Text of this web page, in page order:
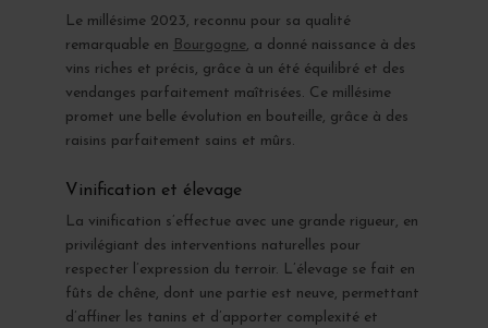
Le millésime 2023, reconnu pour sa qualité
remarquable en Bourgogne, a donné naissance à des
vins riches et précis, grâce à un été équilibré et des
vendanges parfaitement maîtrisées. Ce millésime
promet une belle évolution en bouteille, grâce à des
raisins parfaitement sains et mûrs.
Vinification et élevage
La vinification s’effectue avec une grande rigueur, en
privilégiant des interventions naturelles pour
respecter l’expression du terroir. L’élevage se fait en
fûts de chêne, dont une partie est neuve, permettant
d’affiner les tanins et d’apporter complexité et